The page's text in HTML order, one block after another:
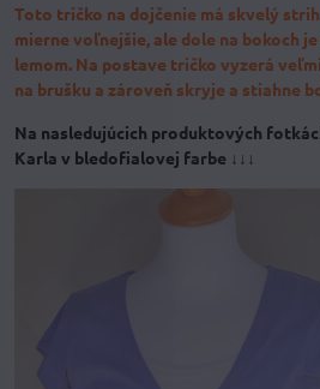
Toto tričko na dojčenie má skvelý
mierne voľnejšie, ale dole na bokoch
lemom. Na postave tričko vyzerá
na brušku a zároveň skryje a stiahne
Na nasledujúcich produktových
Karla v bledofialovej farbe ↓↓↓